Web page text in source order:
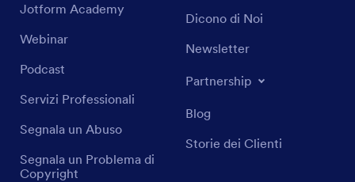
Jotform Academy
Webinar
Podcast
Servizi Professionali
Segnala un Abuso
Segnala un Problema di
Copyright
Dicono di Noi
Newsletter
Partnership
Blog
Storie dei Clienti